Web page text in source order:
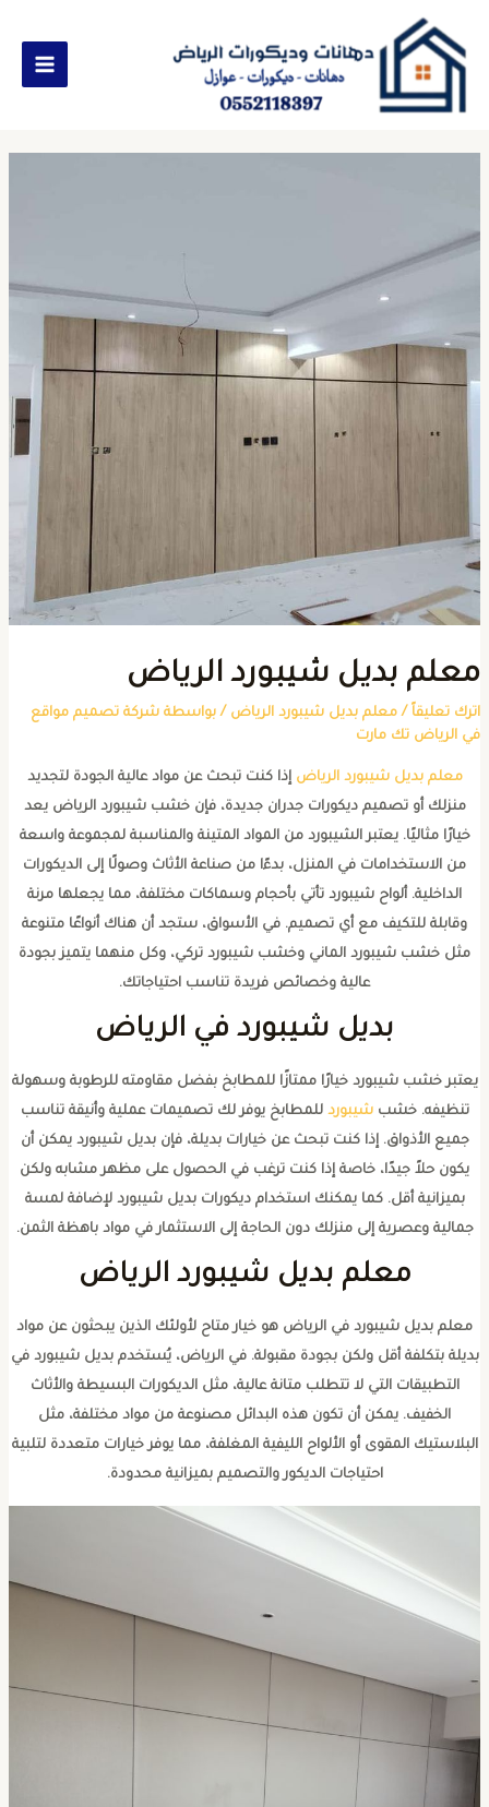
بديل شيبورد الرياض
تعليقاً / معلم بديل شيبورد الرياض/ بواسطة شركة تصميم مواقع
الرياض تك مارت
معلم بديل شيبورد الرياض إذا كنت تبحث عن مواد عالية الجودة لتجديد
منزلك أو تصميم ديكورات جدران جديدة، فإن خشب شيبورد الرياض يعد
خيارًا مثاليًا. يعتبر الشيبورد من المواد المتينة والمناسبة لمجموعة واسعة
من الاستخدامات في المنزل، بدءًا من صناعة الأثاث وصولًا إلى الديكورات
الداخلية. ألواح شيبورد تأتي بأحجام وسماكات مختلفة، مما يجعلها مرنة
وقابلة للتكيف مع أي تصميم. في الأسواق، ستجد أن هناك أنواعًا متنوعة
مثل خشب شيبورد الماني وخشب شيبورد تركي، وكل منهما يتميز بجودة
عالية وخصائص فريدة تناسب احتياجاتك.
بديل شيبورد في الرياض
خشب شيبورد خيارًا ممتازًا للمطابخ بفضل مقاومته للرطوبة وسهولة
تنظيفه. خشبشيبوردللمطابخ يوفر لك تصميمات عملية وأنيقة تناسب
جميع الأذواق. إذا كنت تبحث عن خيارات بديلة، فإن بديل شيبورد يمكن أن
يكون حلاً جيدًا، خاصة إذا كنت ترغب في الحصول على مظهر مشابه ولكن
بميزانية أقل. كما يمكنك استخدام ديكورات بديل شيبورد لإضافة لمسة
جمالية وعصرية إلى منزلك دون الحاجة إلى الاستثمار في مواد باهظة الثمن.
معلم بديل شيبورد الرياض
معلم بديل شيبورد في الرياض هو خيار متاح لأولئك الذين يبحثون عن مواد
بتكلفة أقل ولكن بجودة مقبولة. في الرياض، يُستخدم بديل شيبورد في
التطبيقات التي لا تتطلب متانة عالية، مثل الديكورات البسيطة والأثاث
الخفيف. يمكن أن تكون هذه البدائل مصنوعة من مواد مختلفة، مثل
المقوى أو الألواح الليفية المغلفة، مما يوفر خيارات متعددة لتلبية
احتياجات الديكور والتصميم بميزانية محدودة.